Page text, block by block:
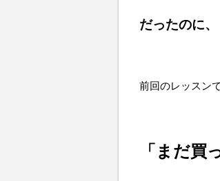
だったのに、
前回のレッスン
「まだ買